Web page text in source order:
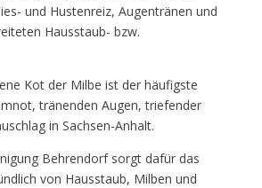
und Hustenreiz, Augentränen und
Hausstaub- bzw.
Kot der Milbe ist der häufigste
tränenden Augen, triefender
in Sachsen-Anhalt.
Behrendorf sorgt dafür das
von Hausstaub, Milben und